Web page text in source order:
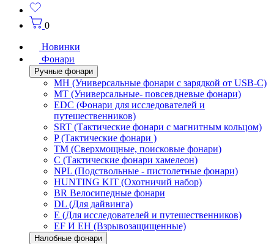
0
Новинки
Фонари
Ручные фонари
MH (Универсальные фонари с зарядкой от USB-C)
MT (Универсальные- повсевдневые фонари)
EDC (Фонари для исследователей и
путешественников)
SRT (Тактические фонари с магнитным кольцом)
P (Тактические фонари )
TM (Сверхмощные, поисковые фонари)
C (Тактические фонари хамелеон)
NPL (Подствольные - пистолетные фонари)
HUNTING KIT (Охотничий набор)
BR Велосипедные фонари
DL (Для дайвинга)
E (Для исследователей и путешественников)
EF И EH (Взрывозащищенные)
Налобные фонари